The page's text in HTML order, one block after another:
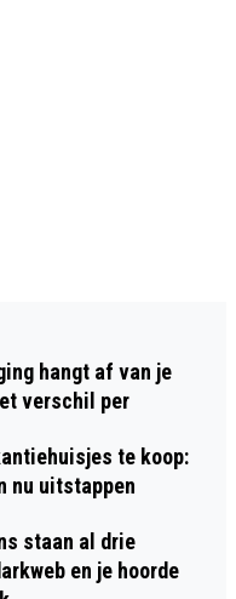
hangt af van je
verschil per
te koop:
nu uitstappen
staan al drie
en je hoorde